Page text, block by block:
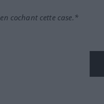
cochant cette case.*